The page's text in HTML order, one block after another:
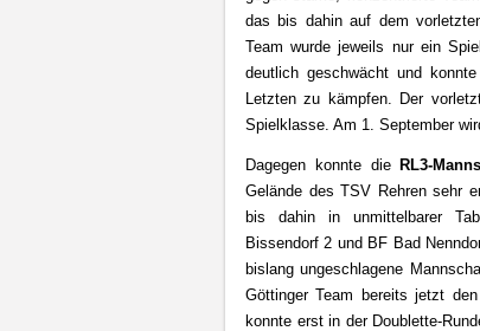
das bis dahin auf dem
Team wurde jeweils nur ein
deutlich geschwächt und
Letzten zu kämpfen. Der
Spielklasse. Am 1. September
Dagegen konnte die RL3-
Gelände des TSV Rehren sehr
bis dahin in unmittelbarer
Bissendorf 2 und BF Bad
bislang ungeschlagene
Göttinger Team bereits jetzt den
konnte erst in der Doublette-